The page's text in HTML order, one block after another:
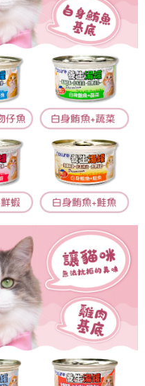
，但若您需要取消訂單，請聯絡
仍視為有效，需透過AFTEE先享
結帳頁面顯示為準，若有關於
疑問，請聯繫「AFTEE先享後付
support/home
AFTEE先享後付」服務完成之交
，並將交易相關給付款項請求債
址：
或監護人之同意方可使用
起之損失，本公司不負相關責
別帳號之用戶狀況，依本公司即
註冊。若發現惡意使用之情形，
使用額度並採取法律行動。